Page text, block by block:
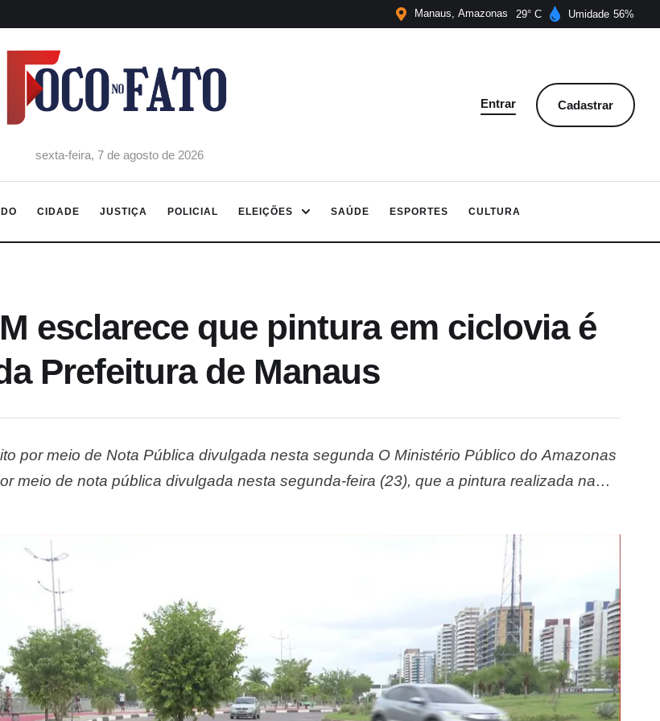
Manaus Amazonas 29 Umidade 56
sexta-feira, 7 de agosto de 2026
Entrar Cadastrar
CIDADE JUSTIÇA POLICIAL ELEIÇÕES SAÚDE ESPORTES CULTURA
esclarece que pintura em ciclovia é
Prefeitura de Manaus
por meio de Nota Pública divulgada nesta segunda O Ministério Público do Amazonas
meio de nota pública divulgada nesta segunda-feira (23), que a pintura realizada na
Prefeitura de …